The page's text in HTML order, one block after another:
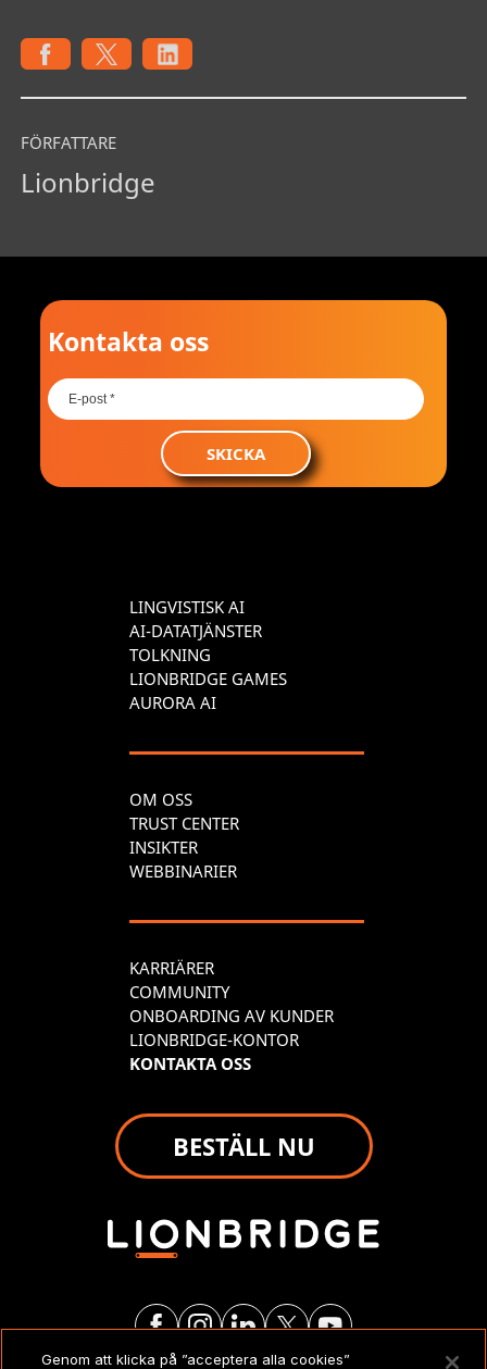
FÖRFATTARE
Lionbridge
Kontakta oss
SKICKA
LINGVISTISK AI
AI-DATATJÄNSTER
TOLKNING
LIONBRIDGE GAMES
AURORA AI
OM OSS
TRUST CENTER
INSIKTER
WEBBINARIER
KARRIÄRER
COMMUNITY
ONBOARDING AV KUNDER
LIONBRIDGE-KONTOR
KONTAKTA OSS
BESTÄLL NU
Genom att klicka på ”acceptera alla cookies”